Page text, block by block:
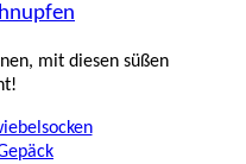
mit diesen süßen